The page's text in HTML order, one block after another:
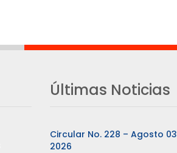
Últimas Noticias
Circular No. 228 – Agosto
2026